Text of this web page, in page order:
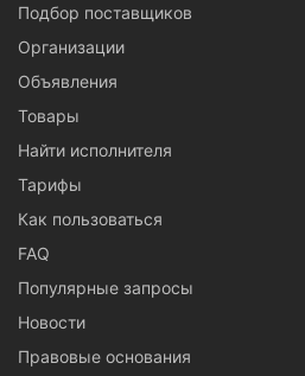
Подбор поставщиков
Организации
Объявления
Товары
Найти исполнителя
Тарифы
Как пользоваться
FAQ
Популярные запросы
Новости
Правовые основания